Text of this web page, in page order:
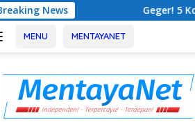
News Geger! 5 Komisioner
MENU MENTAYANET